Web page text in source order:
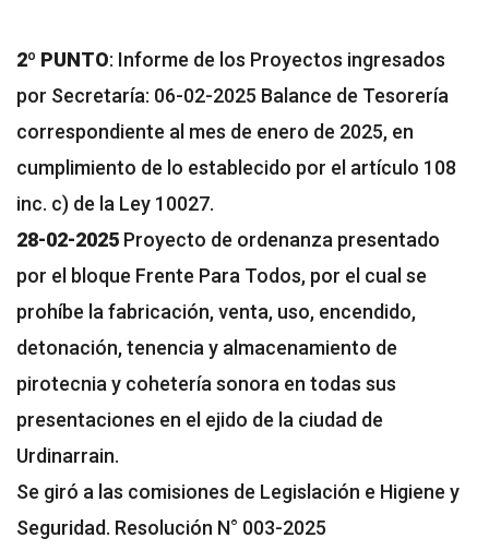
2º PUNTO: Informe de los Proyectos ingresados
por Secretaría: 06-02-2025 Balance de Tesorería
correspondiente al mes de enero de 2025, en
cumplimiento de lo establecido por el artículo 108
inc. c) de la Ley 10027.
28-02-2025 Proyecto de ordenanza presentado
por el bloque Frente Para Todos, por el cual se
prohíbe la fabricación, venta, uso, encendido,
detonación, tenencia y almacenamiento de
pirotecnia y cohetería sonora en todas sus
presentaciones en el ejido de la ciudad de
Urdinarrain.
Se giró a las comisiones de Legislación e Higiene y
Seguridad. Resolución N° 003-2025